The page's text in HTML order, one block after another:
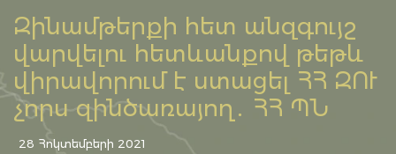
Զինամթերքի հետ անզգույշ
վարվելու հետևանքով թեթև
վիրավորում է ստացել ՀՀ ԶՈՒ
չորս զինծառայող․ ՀՀ ՊՆ
28 Հոկտեմբերի 2021